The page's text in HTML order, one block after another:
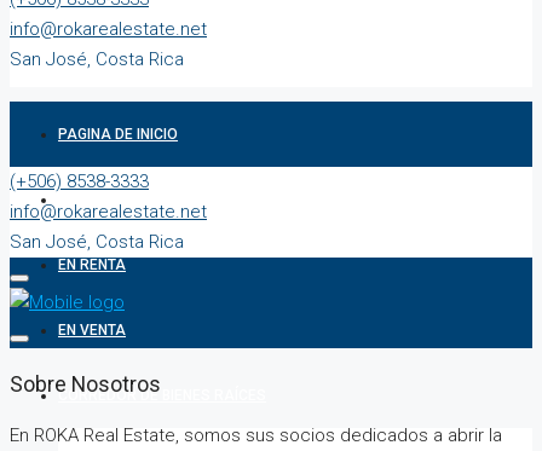
info@rokarealestate.net
San José, Costa Rica
PAGINA DE INICIO
EN RENTA
EN VENTA
CORREDOR DE BIENES RAÍCES
(+506) 8538-3333
info@rokarealestate.net
San José, Costa Rica
Sobre Nosotros
En ROKA Real Estate, somos sus socios dedicados a abrir la